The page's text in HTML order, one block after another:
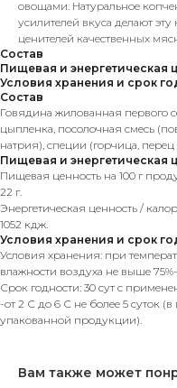
овощами. Натуральное
усилителей вкуса делают
ценителей качественных
Состав
Пищевая и энергетическая
Условия хранения и срок
Состав
Говядина жилованная первого
цыпленка, посолочная смесь
натрия), специи (горчица,
Пищевая и энергетическая
Пищевая ценность на 100 г
22 г.
Энергетическая ценность /
1052 кдж.
Условия хранения и срок
Условия хранения: при
влажности воздуха не выше 75%-
Срок годности: 30 сут с
-от 2 С до 6 С не более 5 суток
упакованной продукции).
Вам также может